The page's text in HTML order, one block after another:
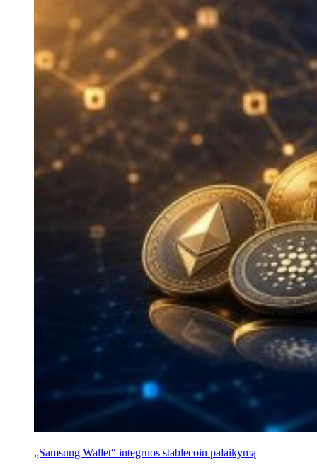
„Samsung Wallet“ integruos stablecoin palaikymą